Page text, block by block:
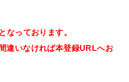
なっております。
違いなければ本登録URLへお